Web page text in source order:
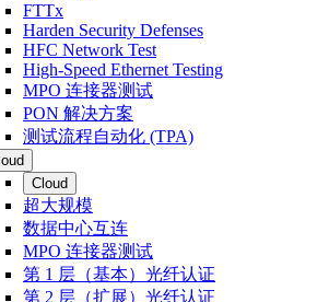
FTTx
Harden Security Defenses
HFC Network Test
High-Speed Ethernet Testing
MPO 连接器测试
PON 解决方案
测试流程自动化 (TPA)
Cloud
超大规模
数据中心互连
MPO 连接器测试
第 1 层（基本）光纤认证
第 2 层（扩展）光纤认证